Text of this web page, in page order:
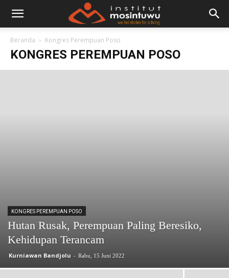
Beranda Kongres Perempuan Poso
KONGRES PEREMPUAN POSO
KONGRES PEREMPUAN POSO
Hutan Rusak, Perempuan Paling Beresiko,
Kehidupan Terancam
Kurniawan Bandjolu - Rabu, 15 Juni 2022